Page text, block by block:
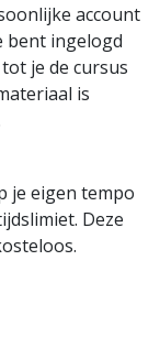
account
bent ingelogd
je de cursus
is
je eigen tempo
Deze